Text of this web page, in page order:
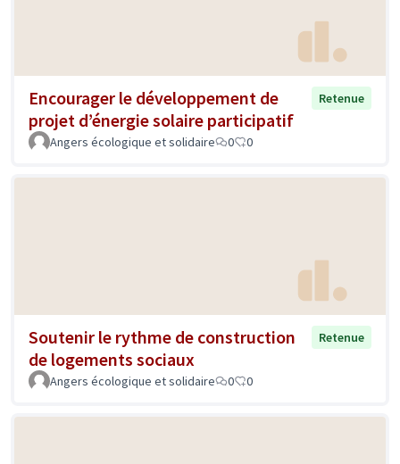
Encourager le développement de
projet d’énergie solaire participatif
Retenue
Angers écologique et solidaire 0 0
Soutenir le rythme de construction
de logements sociaux
Retenue
Angers écologique et solidaire 0 0